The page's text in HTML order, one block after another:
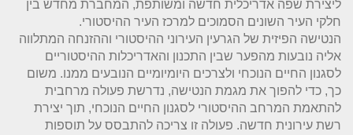
ליצירת שפה אדריכלית חדשה ומשותפת, המחברת מחדש בין
חלקי העיר השונים הסמוכים למרכז העיר ההיסטורי.
הנטישה הפיזית של הגרעין העירוני ההיסטורי וההזנחה המתלווה
אליה נובעות מהפער שבין התכנון והאדריכלות ההיסטוריים
לסגנון החיים הנוכחי ולצרכים היומיומיים הנובעים ממנו. משום
כך, כדי להפוך את מגמת הנטישה, נדרשת פעולה מרחבית
להתאמת המרחב ההיסטורי לסגנון החיים הנוכחי, תוך יצירת
רשת עירונית חדשה. פעולה זו צריכה להתבסס על תוספות